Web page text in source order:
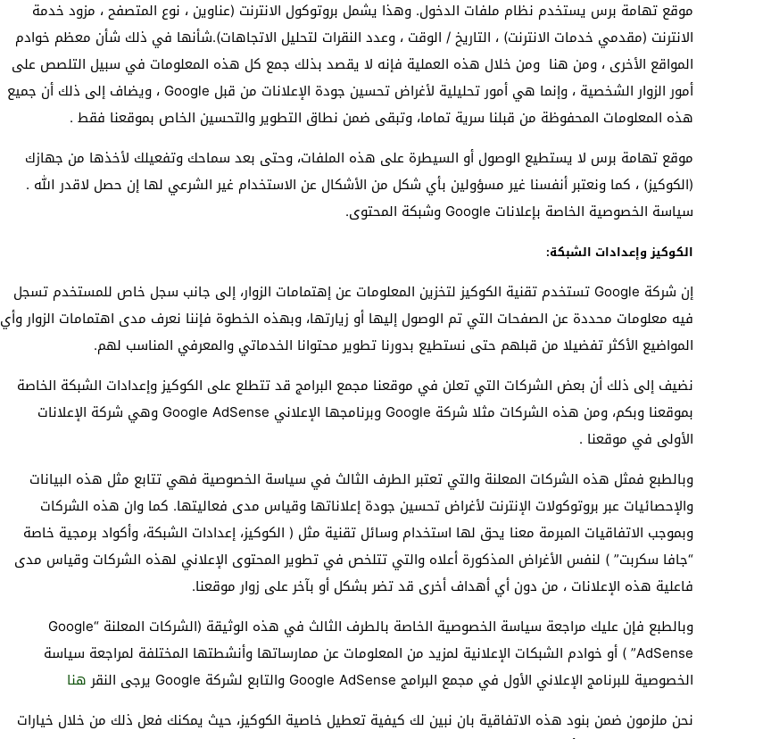
موقع تهامة برس يستخدم نظام ملفات الدخول. وهذا يشمل بروتوكول الانترنت (عناوين ، نوع المتصفح ، مزود خدمة
الانترنت (مقدمي خدمات الانترنت) ، التاريخ / الوقت ، وعدد النقرات لتحليل الاتجاهات).شأنها في ذلك شأن معظم خوادم
المواقع الأخرى ، ومن هنا ومن خلال هذه العملية فإنه لا يقصد بذلك جمع كل هذه المعلومات في سبيل التلصص على
أمور الزوار الشخصية ، وإنما هي أمور تحليلية لأغراض تحسين جودة الإعلانات من قبل Google ، ويضاف إلى ذلك أن جميع
هذه المعلومات المحفوظة من قبلنا سرية تماما، وتبقى ضمن نطاق التطوير والتحسين الخاص بموقعنا فقط .
موقع تهامة برس لا يستطيع الوصول أو السيطرة على هذه الملفات، وحتى بعد سماحك وتفعيلك لأخذها من جهازك
(الكوكيز) ، كما ونعتبر أنفسنا غير مسؤولين بأي شكل من الأشكال عن الاستخدام غير الشرعي لها إن حصل لاقدر الله .
سياسة الخصوصية الخاصة بإعلانات Google وشبكة المحتوى.
الكوكيز وإعدادات الشبكة:
إن شركة Google تستخدم تقنية الكوكيز لتخزين المعلومات عن إهتمامات الزوار، إلى جانب سجل خاص للمستخدم تسجل
فيه معلومات محددة عن الصفحات التي تم الوصول إليها أو زيارتها، وبهذه الخطوة فإننا نعرف مدى اهتمامات الزوار وأي
المواضيع الأكثر تفضيلا من قبلهم حتى نستطيع بدورنا تطوير محتوانا الخدماتي والمعرفي المناسب لهم.
نضيف إلى ذلك أن بعض الشركات التي تعلن في موقعنا مجمع البرامج قد تتطلع على الكوكيز وإعدادات الشبكة الخاصة
بموقعنا وبكم، ومن هذه الشركات مثلا شركة Google وبرنامجها الإعلاني Google AdSense وهي شركة الإعلانات
الأولى في موقعنا .
وبالطبع فمثل هذه الشركات المعلنة والتي تعتبر الطرف الثالث في سياسة الخصوصية فهي تتابع مثل هذه البيانات
والإحصائيات عبر بروتوكولات الإنترنت لأغراض تحسين جودة إعلاناتها وقياس مدى فعاليتها. كما وان هذه الشركات
وبموجب الاتفاقيات المبرمة معنا يحق لها استخدام وسائل تقنية مثل ( الكوكيز، إعدادات الشبكة، وأكواد برمجية خاصة
“جافا سكربت” ) لنفس الأغراض المذكورة أعلاه والتي تتلخص في تطوير المحتوى الإعلاني لهذه الشركات وقياس مدى
فاعلية هذه الإعلانات ، من دون أي أهداف أخرى قد تضر بشكل أو بآخر على زوار موقعنا.
وبالطبع فإن عليك مراجعة سياسة الخصوصية الخاصة بالطرف الثالث في هذه الوثيقة (الشركات المعلنة “Google
AdSense” ) أو خوادم الشبكات الإعلانية لمزيد من المعلومات عن ممارساتها وأنشطتها المختلفة لمراجعة سياسة
الخصوصية للبرنامج الإعلاني الأول في مجمع البرامج Google AdSense والتابع لشركة Google يرجى النقر
هنا
نحن ملزمون ضمن بنود هذه الاتفاقية بان نبين لك كيفية تعطيل خاصية الكوكيز، حيث يمكنك فعل ذلك من خلال خيارات